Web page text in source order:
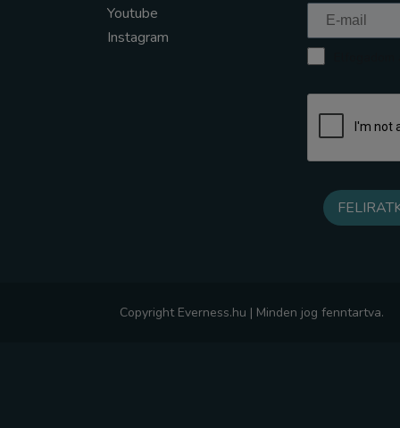
Youtube
Instagram
Copyright Everness.hu | Minden jog fenntartva.